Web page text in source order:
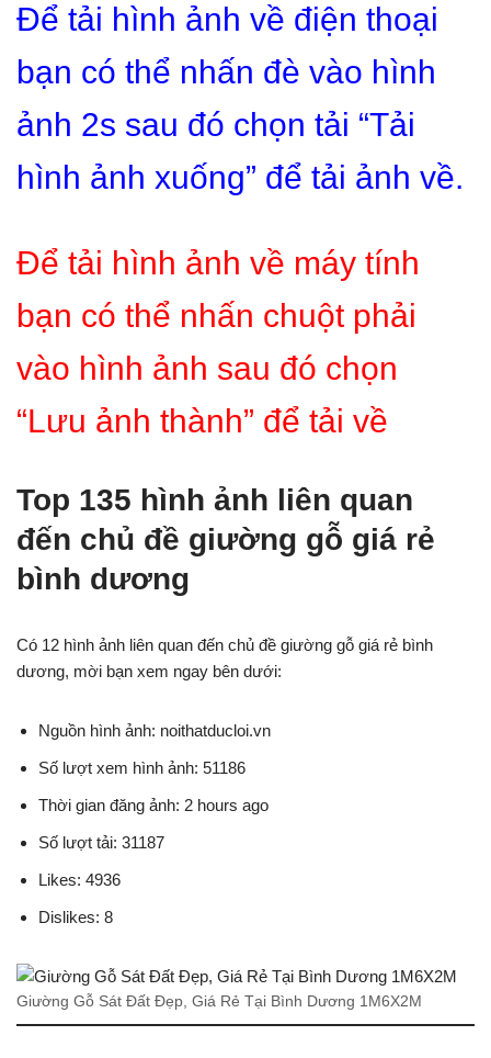
Để tải hình ảnh về điện thoại
bạn có thể nhấn đè vào hình
ảnh 2s sau đó chọn tải “Tải
hình ảnh xuống” để tải ảnh về.
Để tải hình ảnh về máy tính
bạn có thể nhấn chuột phải
vào hình ảnh sau đó chọn
“Lưu ảnh thành” để tải về
Top 135 hình ảnh liên quan
đến chủ đề giường gỗ giá rẻ
bình dương
Có 12 hình ảnh liên quan đến chủ đề giường gỗ giá rẻ bình
dương, mời bạn xem ngay bên dưới:
Nguồn hình ảnh: noithatducloi.vn
Số lượt xem hình ảnh: 51186
Thời gian đăng ảnh: 2 hours ago
Số lượt tải: 31187
Likes: 4936
Dislikes: 8
Giường Gỗ Sát Đất Đẹp, Giá Rẻ Tại Bình Dương 1M6X2M